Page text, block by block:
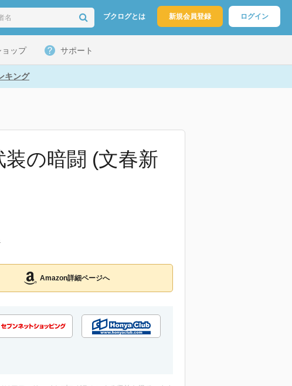
ブクログとは 新規会員登録 ログイン
ップ サポート
キング
の暗闘 (文春新
Amazon詳細ページへ